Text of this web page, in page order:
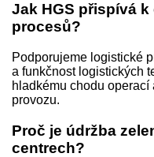
Jak HGS přispívá
procesů?
Podporujeme logistické
a funkčnost logistických
hladkému chodu
provozu.
Proč je údržba
centrech?